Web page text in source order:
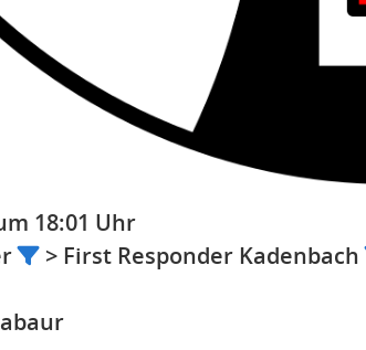
18:01 Uhr
> First Responder Kadenbach